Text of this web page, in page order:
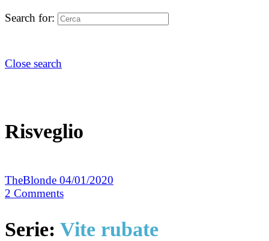
Search for:
Close search
Risveglio
TheBlonde 04/01/2020
2 Comments
Serie: Vite rubate